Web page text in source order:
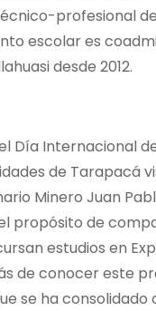
profesional
escolar es
desde 2012.
Día Internacional
de Tarapacá
Minero Juan
propósito de
estudios en
de conocer este
se ha consolidado